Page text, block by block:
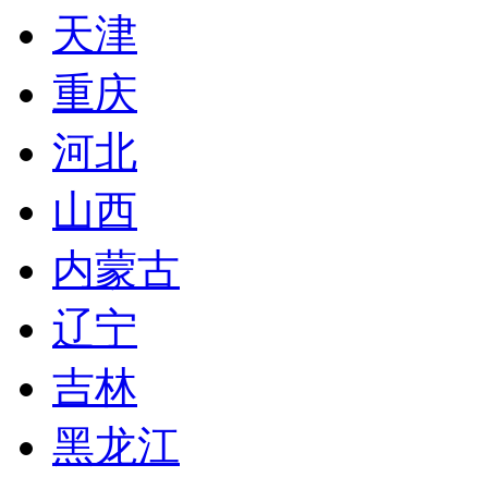
天津
重庆
河北
山西
内蒙古
辽宁
吉林
黑龙江